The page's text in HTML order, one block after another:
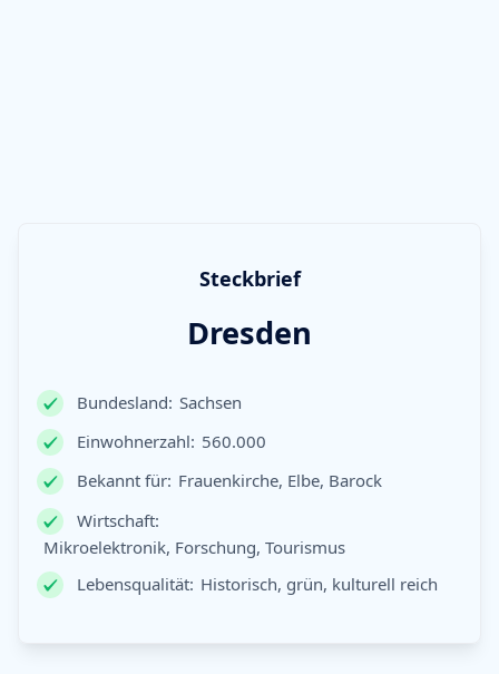
Steckbrief
Dresden
Bundesland: Sachsen
Einwohnerzahl: 560.000
Bekannt für: Frauenkirche, Elbe, Barock
Wirtschaft:
Mikroelektronik, Forschung, Tourismus
Lebensqualität: Historisch, grün, kulturell reich